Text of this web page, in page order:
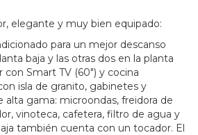
elegante y muy bien equipado:
para un mejor descanso
baja y las otras dos en la planta
con Smart TV (60") y cocina
isla de granito, gabinetes y
gama: microondas, freidora de
vinoteca, cafetera, filtro de agua y
también cuenta con un tocador. El